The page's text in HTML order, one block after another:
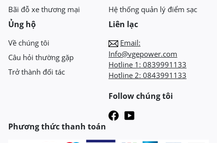
Bãi đỗ xe thương mại
Hệ thống quản lý điểm sạc
Ủng hộ
Về chúng tôi
Câu hỏi thường gặp
Trở thành đối tác
Liên lạc
Email:
Info@vgepower.com
Hotline 1: 0839991133
Hotline 2: 0843991133
Follow chúng tôi
Phương thức thanh toán